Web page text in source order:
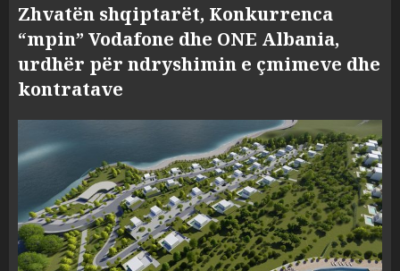
Zhvatën shqiptarët, Konkurrenca
“mpin” Vodafone dhe ONE Albania,
urdhër për ndryshimin e çmimeve dhe
kontratave